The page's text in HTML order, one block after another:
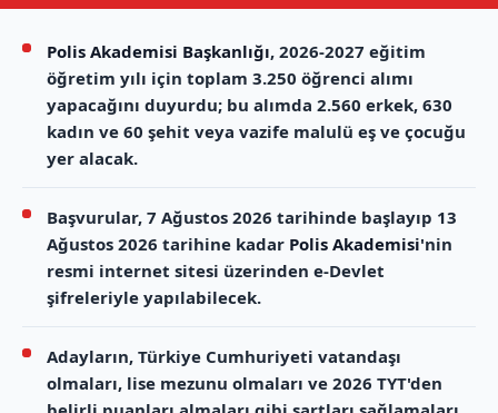
Polis Akademisi Başkanlığı, 2026-2027 eğitim
öğretim yılı için toplam 3.250 öğrenci alımı
yapacağını duyurdu; bu alımda 2.560 erkek, 630
kadın ve 60 şehit veya vazife malulü eş ve çocuğu
yer alacak.
Başvurular, 7 Ağustos 2026 tarihinde başlayıp 13
Ağustos 2026 tarihine kadar Polis Akademisi'nin
resmi internet sitesi üzerinden e-Devlet
şifreleriyle yapılabilecek.
Adayların, Türkiye Cumhuriyeti vatandaşı
olmaları, lise mezunu olmaları ve 2026 TYT'den